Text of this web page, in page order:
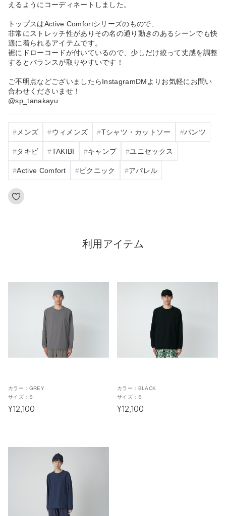
えるようにコーディネートしました。
トップスはActive Comfortシリーズのもので、
非常にストレッチ性がありその名の通り動きのあるシーンでも快
適に着られるアイテムです。
裾にドローコードが付いているので、少しだけ絞って丈感を調整
するとバランスが取りやすいです！
ご不明点などございましたらInstagramDMよりお気軽にお問い
合わせくださいませ！
@sp_tanakayu
メンズ ウィメンズ Tシャツ・カットソー パンツ
タキビ TAKIBI キャンプ ユニセックス
Active Comfort ピクニック アパレル
利用アイテム
カラー： GREY
サイズ： S
¥12,100
カラー： BLACK
サイズ： S
¥12,100